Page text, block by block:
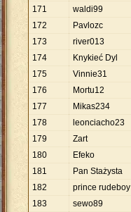
171
waldi99
172
Pavlozc
173
river013
174
Knykieć Dyl
175
Vinnie31
176
Mortu12
177
Mikas234
178
leonciacho23
179
Zart
180
Efeko
181
Pan Stażysta
182
prince rudeboy
183
sewo89